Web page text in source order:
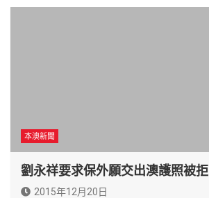
本澳新聞
劉永祥要求保外願交出澳護照被拒
2015年12月20日